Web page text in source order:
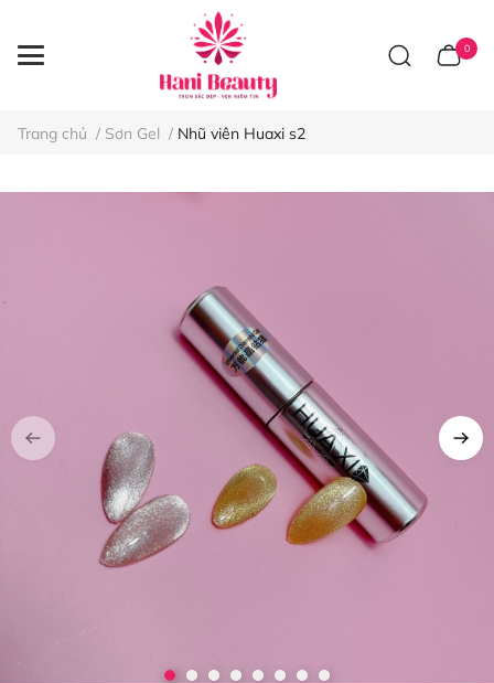
0
Trang chủ / Sơn Gel / Nhũ viên Huaxi s2